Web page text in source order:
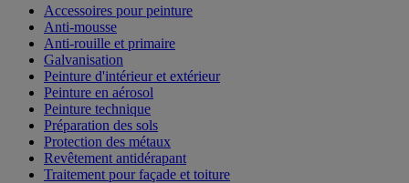
Accessoires pour peinture
Anti-mousse
Anti-rouille et primaire
Galvanisation
Peinture d'intérieur et extérieur
Peinture en aérosol
Peinture technique
Préparation des sols
Protection des métaux
Revêtement antidérapant
Traitement pour façade et toiture